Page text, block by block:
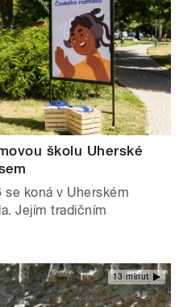
školu Uherské
koná v Uherském
Jejím tradičním
13 minut